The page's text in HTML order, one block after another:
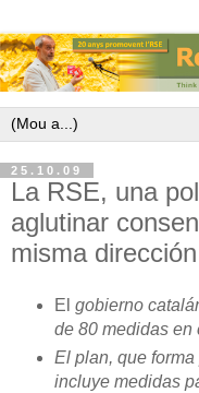
25.10.09
La RSE, una
aglutinar
misma dirección
El gobierno
de 80 medidas en
El plan, que
incluye medidas